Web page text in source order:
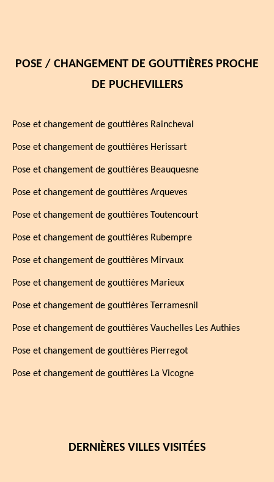
POSE / CHANGEMENT DE GOUTTIÈRES PROCHE
DE PUCHEVILLERS
Pose et changement de gouttières Raincheval
Pose et changement de gouttières Herissart
Pose et changement de gouttières Beauquesne
Pose et changement de gouttières Arqueves
Pose et changement de gouttières Toutencourt
Pose et changement de gouttières Rubempre
Pose et changement de gouttières Mirvaux
Pose et changement de gouttières Marieux
Pose et changement de gouttières Terramesnil
Pose et changement de gouttières Vauchelles Les Authies
Pose et changement de gouttières Pierregot
Pose et changement de gouttières La Vicogne
DERNIÈRES VILLES VISITÉES